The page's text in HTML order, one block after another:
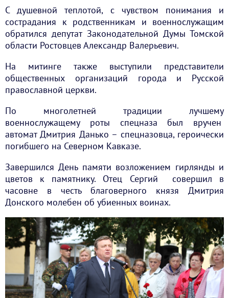
С душевной теплотой, с чувством понимания и
сострадания к родственникам и военнослужащим
обратился депутат Законодательной Думы Томской
области Ростовцев Александр Валерьевич.
На митинге также выступили представители
общественных организаций города и Русской
православной церкви.
По многолетней традиции лучшему
военнослужащему роты спецназа был вручен
автомат Дмитрия Данько – спецназовца, героически
погибшего на Северном Кавказе.
Завершился День памяти возложением гирлянды и
цветов к памятнику. Отец Сергий совершил в
часовне в честь благоверного князя Дмитрия
Донского молебен об убиенных воинах.